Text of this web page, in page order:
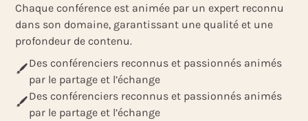
Chaque conférence est animée par un expert reconnu
dans son domaine, garantissant une qualité et une
profondeur de contenu.
Des conférenciers reconnus et passionnés animés
par le partage et l’échange
Des conférenciers reconnus et passionnés animés
par le partage et l’échange